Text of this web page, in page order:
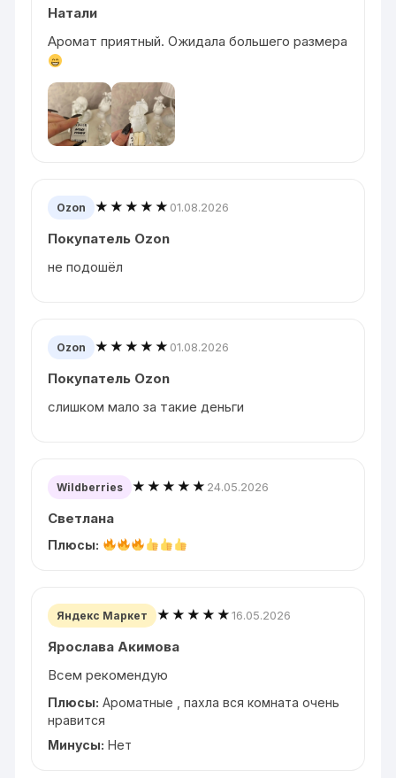
Натали
Аромат приятный. Ожидала большего размера
Ozon ★★★★★ 01.08.2026
Покупатель Ozon
не подошёл
Ozon ★★★★★ 01.08.2026
Покупатель Ozon
слишком мало за такие деньги
Wildberries ★★★★★ 24.05.2026
Светлана
Плюсы:
Яндекс Маркет ★★★★★16.05.2026
Ярослава Акимова
Всем рекомендую
Плюсы: Ароматные , пахла вся комната очень
нравится
Минусы: Нет